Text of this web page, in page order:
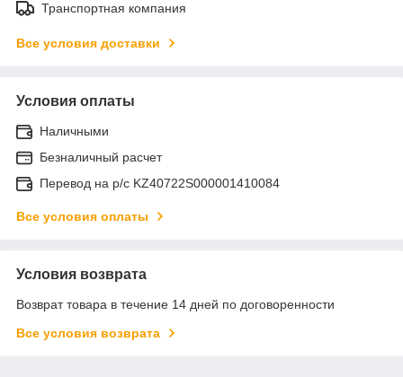
Транспортная компания
Все условия доставки
Условия оплаты
Наличными
Безналичный расчет
Перевод на р/с KZ40722S000001410084
Все условия оплаты
Условия возврата
Возврат товара в течение 14 дней по договоренности
Все условия возврата